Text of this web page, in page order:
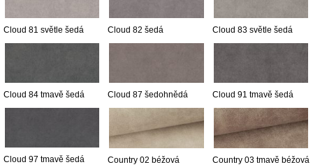
Cloud 81 světle šedá Cloud 82 šedá Cloud 83 světle šedá
Cloud 84 tmavě šedá Cloud 87 šedohnědá Cloud 91 tmavě šedá
Cloud 97 tmavě šedá Country 02 béžová Country 03 tmavě béžová